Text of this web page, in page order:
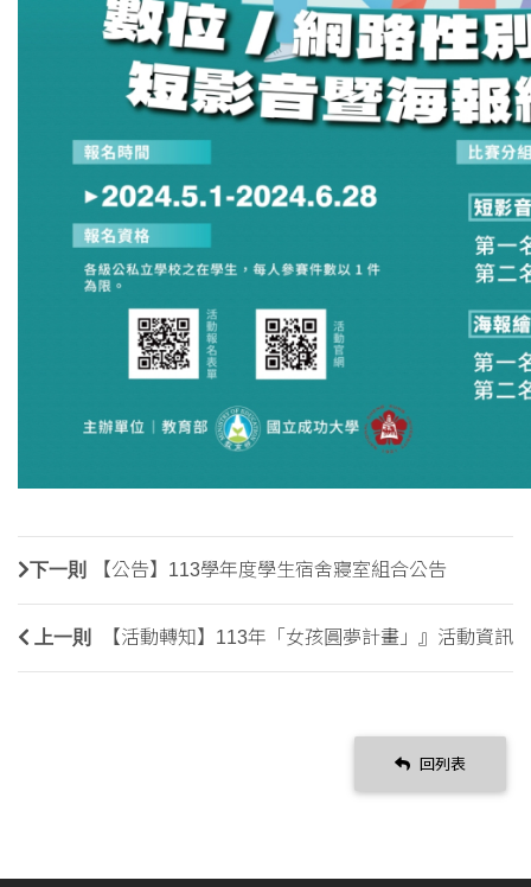
下一則 【公告】113學年度學生宿舍寢室組合公告
上一則 【活動轉知】113年「女孩圓夢計畫」』活動資訊
回列表